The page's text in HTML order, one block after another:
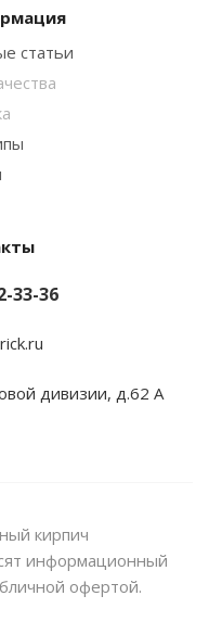
статьи
33-36
дивизии, д.62 А
кирпич
информационный
офертой.